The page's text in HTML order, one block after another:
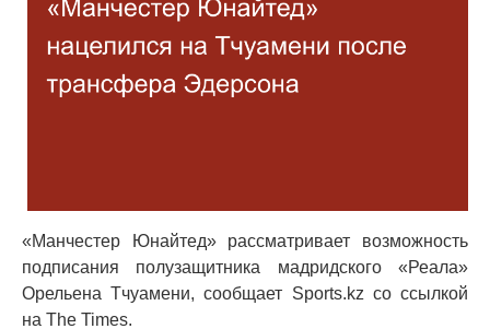
«Манчестер Юнайтед» рассматривает возможность
подписания полузащитника мадридского «Реала»
Орельена Тчуамени, сообщает Sports.kz со ссылкой
на The Times.